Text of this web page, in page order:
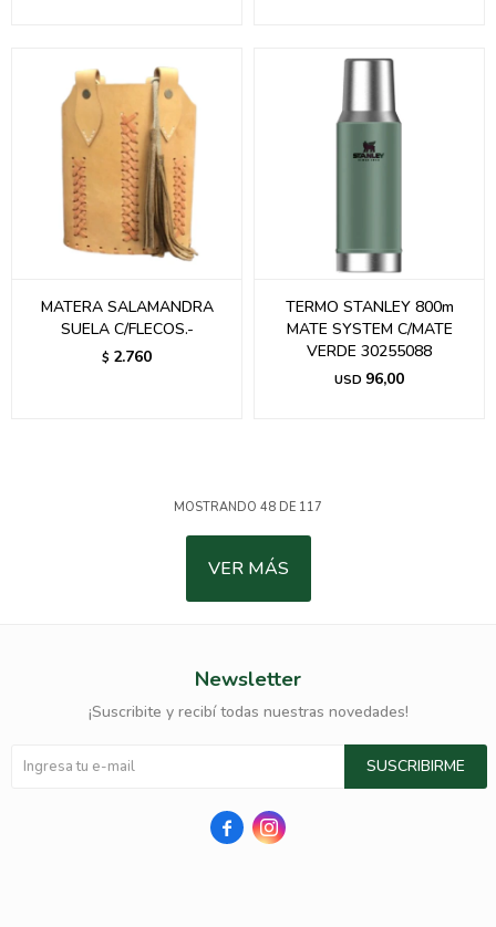
MATERA SALAMANDRA
SUELA C/FLECOS.-
$ 2.760
TERMO STANLEY 800m
MATE SYSTEM C/MATE
VERDE 30255088
USD 96,00
MOSTRANDO 48 DE 117
VER MÁS
Newsletter
¡Suscribite y recibí todas nuestras novedades!
SUSCRIBIRME
 